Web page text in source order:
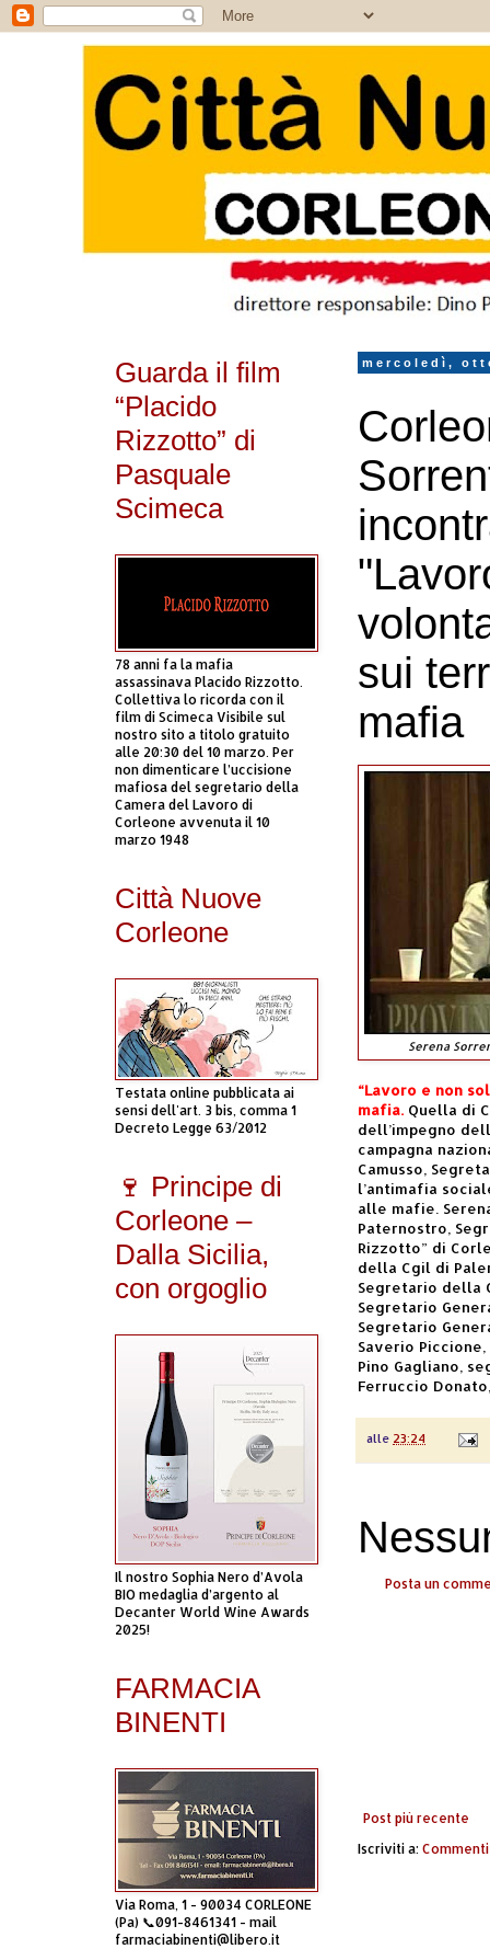
mercoledì,
sui
mafia
Serena
“Lavoro e non
mafia. Quella di
dell’impegno
campagna
Camusso,
l’antimafia
alle mafie.
Paternostro,
Rizzotto” di
della Cgil di
Segretario della
Segretario
Segretario
Saverio
Pino Gagliano,
Ferruccio
alle 23:24
Posta un
Post più recente
Iscriviti a:
Guarda il film
“Placido
Rizzotto” di
Pasquale
Scimeca
78 anni fa la mafia
assassinava Placido Rizzotto.
Collettiva lo ricorda con il
film di Scimeca Visibile sul
nostro sito a titolo gratuito
alle 20:30 del 10 marzo. Per
non dimenticare l’uccisione
mafiosa del segretario della
Camera del Lavoro di
Corleone avvenuta il 10
marzo 1948
Città Nuove
Corleone
Testata online pubblicata ai
sensi dell'art. 3 bis, comma 1
Decreto Legge 63/2012
🍷 Principe di
Corleone –
Dalla Sicilia,
con orgoglio
Il nostro Sophia Nero d’Avola
BIO medaglia d’argento al
Decanter World Wine Awards
2025!
FARMACIA
BINENTI
Via Roma, 1 - 90034 CORLEONE
(Pa) 📞091-8461341 - mail
farmaciabinenti@libero.it